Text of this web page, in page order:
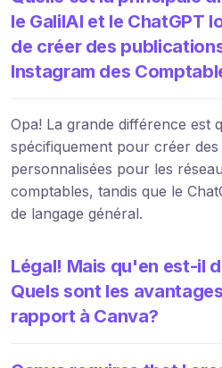
le GalilAI et le ChatGPT
de créer des
Instagram des
Opa! La grande différence est
spécifiquement pour créer
personnalisées pour les
comptables, tandis que le
de langage général.
Légal! Mais qu'en est-il
Quels sont les
rapport à Canva?